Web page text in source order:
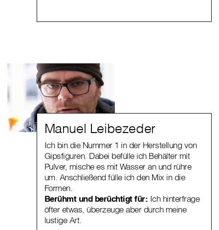
Manuel Leibezeder
Ich bin die Nummer 1 in der Herstellung von
Gipsfiguren. Dabei befülle ich Behälter mit
Pulver, mische es mit Wasser an und rühre
um. Anschließend fülle ich den Mix in die
Formen.
Berühmt und berüchtigt für: Ich hinterfrage
öfter etwas, überzeuge aber durch meine
lustige Art.